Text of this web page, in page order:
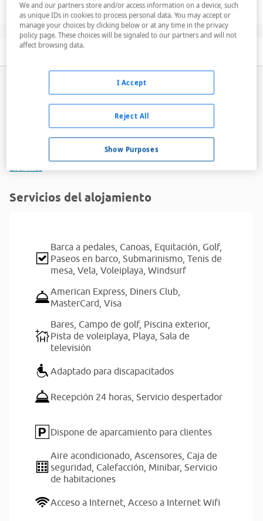
Descripción
El Hotel Aguadulce es uncomplejo vacacional
estrellas ubicado en Aguadulce, una acogedora
localidad perteneciente al municipio de Roquetas de
Mar Almería). Este es un enclave ideal para poder
relajarse y disfrutar de las cristalinas aguas de las
Servicios del alojamiento
Barca a pedales, Canoas, Equitación, Golf,
Paseos en barco, Submarinismo, Tenis de
mesa, Vela, Voleiplaya, Windsurf
American Express, Diners Club,
MasterCard, Visa
Bares, Campo de golf, Piscina exterior,
Pista de voleiplaya, Playa, Sala de
televisión
Adaptado para discapacitados
Recepción 24 horas, Servicio despertador
Dispone de aparcamiento para clientes
Aire acondicionado, Ascensores, Caja de
seguridad, Calefacción, Minibar, Servicio
de habitaciones
Acceso a Internet, Acceso a Internet Wifi
We and our partners store and/or access information on a device, such
as unique IDs in cookies to process personal data. You may accept or
manage your choices by clicking below or at any time in the privacy
policy page. These choices will be signaled to our partners and will not
affect browsing data.
Show Purposes
Reject All
I Accept